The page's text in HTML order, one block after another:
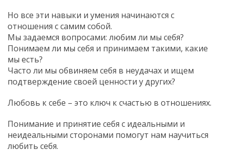
Но все эти навыки и умения начинаются с
отношения с самим собой.
Мы задаемся вопросами: любим ли мы себя?
Понимаем ли мы себя и принимаем такими, какие
мы есть?
Часто ли мы обвиняем себя в неудачах и ищем
подтверждение своей ценности у других?
Любовь к себе – это ключ к счастью в отношениях.
Понимание и принятие себя с идеальными и
неидеальными сторонами помогут нам научиться
любить себя.